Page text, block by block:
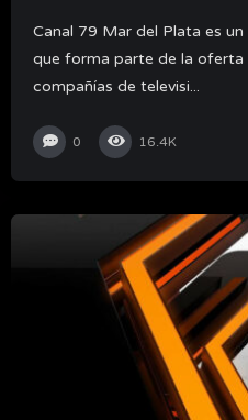
Canal 79 Mar del Plata es
que forma parte de la oferta
compañías de televisi...
0 16.4K